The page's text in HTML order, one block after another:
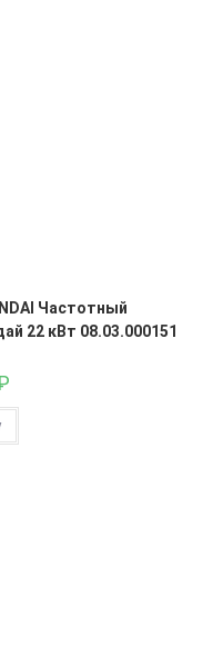
Частотный
22 кВт 08.03.000151